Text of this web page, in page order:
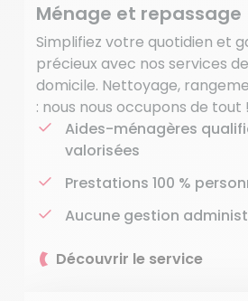
Ménage et repassage
Simplifiez votre quotidien et
précieux avec nos services
domicile. Nettoyage,
: nous nous occupons de tout !
Aides-ménagères
valorisées
Prestations 100 %
Aucune gestion
Découvrir le service